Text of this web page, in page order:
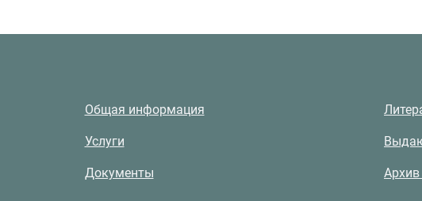
Общая информация
Услуги
Документы Архив